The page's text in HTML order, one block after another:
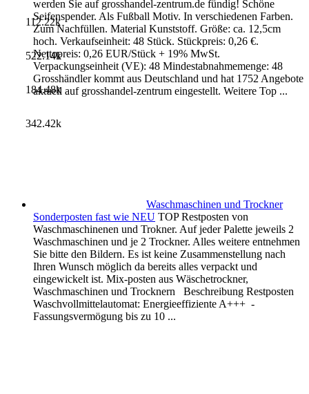
werden Sie auf grosshandel-zentrum.de fündig! Schöne
Seifenspender. Als Fußball Motiv. In verschiedenen Farben.
Zum Nachfüllen. Material Kunststoff. Größe: ca. 12,5cm
hoch. Verkaufseinheit: 48 Stück. Stückpreis: 0,26 €.
Nettopreis: 0,26 EUR/Stück + 19% MwSt.
Verpackungseinheit (VE): 48 Mindestabnahmemenge: 48
Grosshändler kommt aus Deutschland und hat 1752 Angebote
aktuell auf grosshandel-zentrum eingestellt. Weitere Top ...
Waschmaschinen und Trockner
Sonderposten fast wie NEU TOP Restposten von
Waschmaschinenen und Trokner. Auf jeder Palette jeweils 2
Waschmaschinen und je 2 Trockner. Alles weitere entnehmen
Sie bitte den Bildern. Es ist keine Zusammenstellung nach
Ihren Wunsch möglich da bereits alles verpackt und
eingewickelt ist. Mix-posten aus Wäschetrockner,
Waschmaschinen und Trocknern Beschreibung Restposten
Waschvollmittelautomat: Energieeffiziente A+++ -
Fassungsvermögung bis zu 10 ...
112.22k
522.14k
184.48k
342.42k